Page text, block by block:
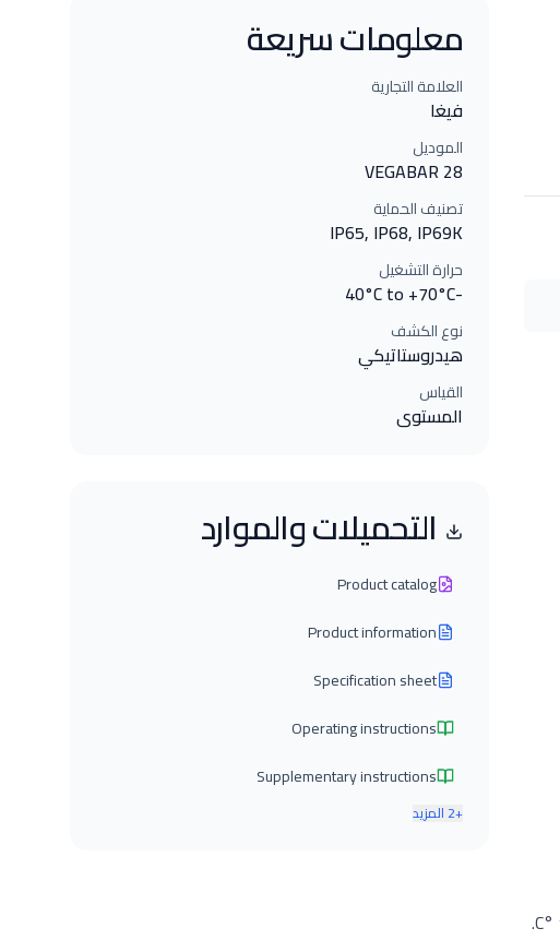
جهاز إرسال الضغط VEGABAR 28 هو جهاز عالمي مزود بخلايا قياس سيراميكية لقياس الغازات والبخار والسوائل حتى 130 °C.
معلومات سريعة
العلامة التجارية
فيغا
الموديل
VEGABAR 28
تصنيف الحماية
IP65, IP68, IP69K
حرارة التشغيل
-40°C to +70°C
نوع الكشف
هيدروستاتيكي
القياس
المستوى
التحميلات والموارد
Product catalog
Product information
Specification sheet
Operating instructions
Supplementary instructions
+
2المزيد